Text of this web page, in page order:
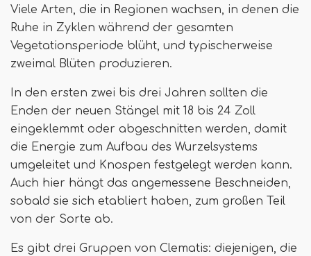
Viele Arten, die in Regionen wachsen, in denen die
Ruhe in Zyklen während der gesamten
Vegetationsperiode blüht, und typischerweise
zweimal Blüten produzieren.
In den ersten zwei bis drei Jahren sollten die
Enden der neuen Stängel mit 18 bis 24 Zoll
eingeklemmt oder abgeschnitten werden, damit
die Energie zum Aufbau des Wurzelsystems
umgeleitet und Knospen festgelegt werden kann.
Auch hier hängt das angemessene Beschneiden,
sobald sie sich etabliert haben, zum großen Teil
von der Sorte ab.
Es gibt drei Gruppen von Clematis: diejenigen, die